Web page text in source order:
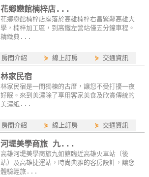
花鄉戀館楠梓店...
花鄉戀館楠梓店座落於高雄楠梓右昌緊鄰高雄大
學，楠梓加工區，到高鐵左營站僅五分鐘車程。
精緻典...
房間介紹 ⋟線上訂房 ⋟ 交通資訊
林家民宿
林家民宿是一間獨棟的古厝，讓您不受打擾一夜
好眠。來到美濃除了享用客家美食及欣賞傳統的
美濃紙...
房間介紹 ⋟線上訂房 ⋟ 交通資訊
河堤美學商旅 九...
高雄河堤美學商旅九如館臨近高雄火車站（後
站）及高雄捷運站，時尚典雅的客房設計，讓您
體驗輕旅...